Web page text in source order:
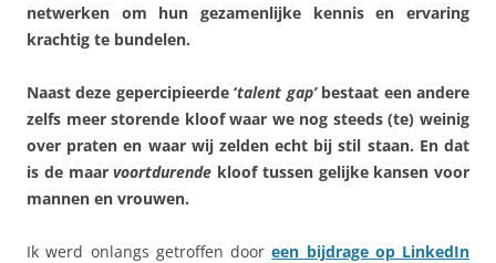
netwerken om hun gezamenlijke kennis en ervaring
krachtig te bundelen.
Naast deze gepercipieerde ‘talent gap’bestaat een andere
zelfs meer storende kloof waar we nog steeds (te) weinig
over praten en waar wij zelden echt bij stil staan. En dat
is de maarvoortdurende kloof tussen gelijke kansen voor
mannen en vrouwen.
Ik werd onlangs getroffen dooreen bijdrage op LinkedIn